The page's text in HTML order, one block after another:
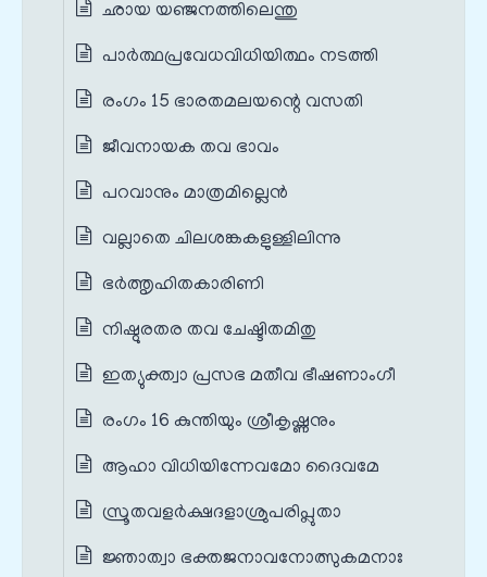
ഛായ യഞ്ജനത്തിലെന്തു
പാർത്ഥപ്രവേധവിധിയിത്ഥം നടത്തി
രംഗം 15 ഭാരതമലയന്റെ വസതി
ജീവനായക തവ ഭാവം
പറവാനും മാത്രമില്ലെൻ
വല്ലാതെ ചിലശങ്കകളുള്ളിലിന്നു
ഭർത്തൃഹിതകാരിണി
നിഷ്ഠുരതര തവ ചേഷ്ടിതമിതു
ഇത്യുക്ത്വാ പ്രസഭ മതീവ ഭീഷണാംഗീ
രംഗം 16 കുന്തിയും ശ്രീകൃഷ്ണനും
ആഹാ വിധിയിന്നേവമോ ദൈവമേ
സ്രൂതവളർക്ഷദളാശ്രുപരിപ്ലുതാ
ജ്ഞാത്വാ ഭക്തജനാവനോത്സുകമനാഃ